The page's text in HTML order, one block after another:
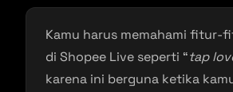
Kamu harus memahami
di Shopee Live seperti “tap
karena ini berguna ketika